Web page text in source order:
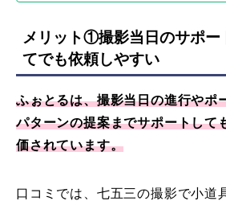
メリット①撮影当日のサポー
てでも依頼しやすい
ふぉとるは、撮影当日の進行やポ
パターンの提案までサポートして
価されています。
口コミでは、七五三の撮影で小道